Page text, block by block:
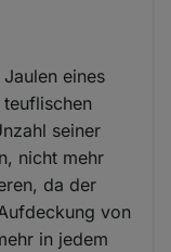
eines
seiner
nicht mehr
da der
von
in jedem